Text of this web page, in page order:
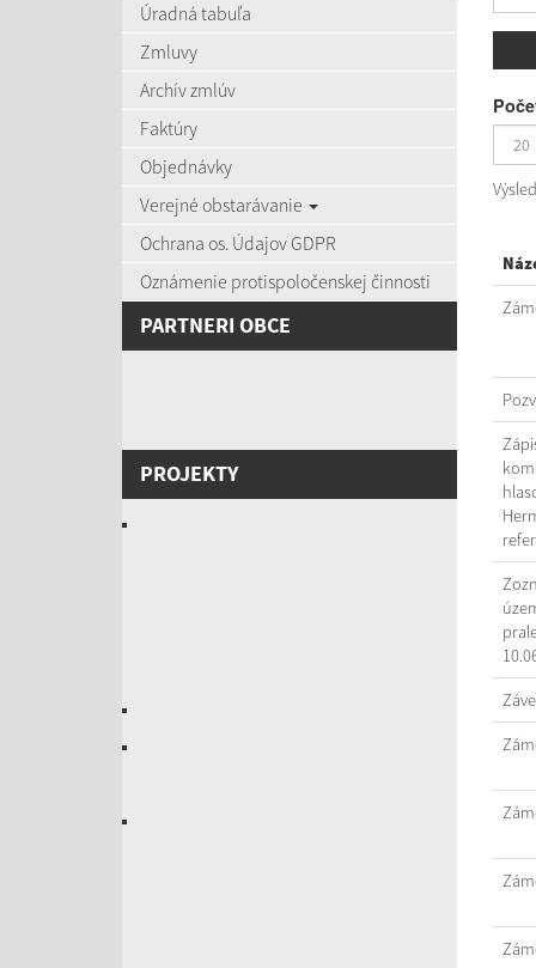
Úradná tabuľa
Zmluvy
Archív zmlúv
Faktúry
Objednávky
Verejné obstarávanie
Ochrana os. Údajov GDPR
Oznámenie protispoločenskej činnosti
PARTNERI OBCE
PROJEKTY